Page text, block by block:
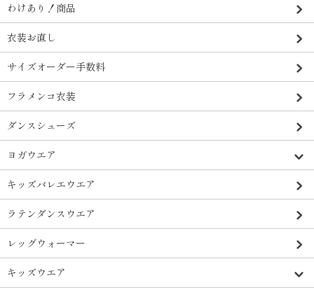
わけあり！商品
衣装お直し
サイズオーダー手数料
フラメンコ衣装
ダンスシューズ
ヨガウエア
キッズバレエウエア
ラテンダンスウエア
レッグウォーマー
キッズウエア